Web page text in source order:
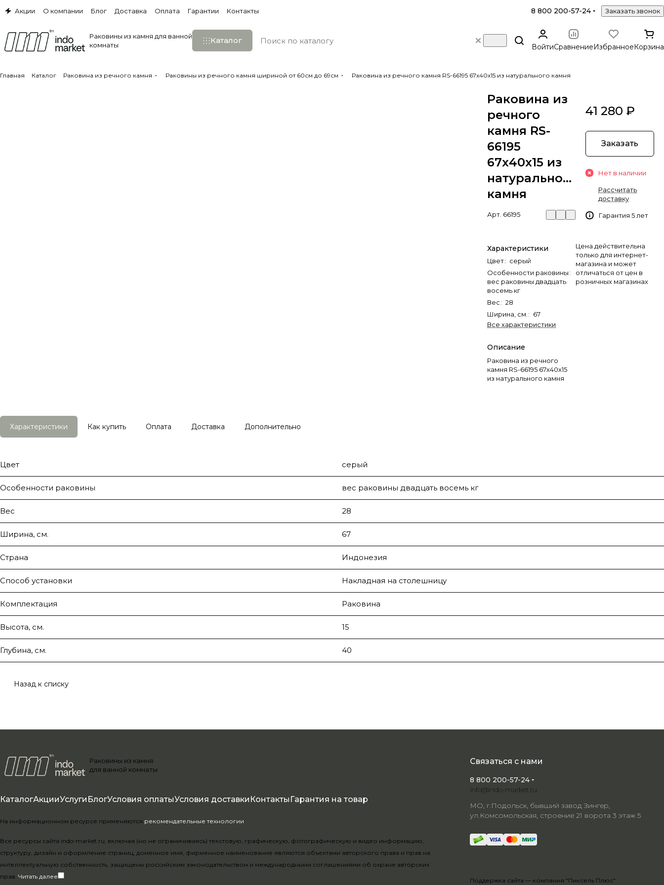
Акции О компании Блог Доставка Оплата Гарантии Контакты 8 800 200-57-24 Заказать звонок
Раковины из камня для ванной
комнаты
Каталог
ВойтиСравнениеИзбранноеКорзина
Главная Каталог Раковина из речного камня Раковины из речного камня шириной от 60см до 69см Раковина из речного камня RS-66195 67х40х15 из натурального камня
Раковина из
речного
камня RS-
66195
67х40х15 из
натурального
камня
Арт. 66195
Характеристики
Цвет: серый
Особенности раковины:
вес раковины двадцать
восемь кг
Вес: 28
Ширина, см. : 67
Все характеристики
Описание
Раковина из речного
камня RS-66195 67х40х15
из натурального камня
41 280 ₽
Заказать
Нет в наличии
Рассчитать
доставку
Гарантия 5 лет
Цена действительна
только для интернет-
магазина и может
отличаться от цен в
розничных магазинах
Характеристики Как купить Оплата Доставка Дополнительно
Цвет серый
Особенности раковины вес раковины двадцать восемь кг
Вес 28
Ширина, см. 67
Страна Индонезия
Способ установки Накладная на столешницу
Комплектация Раковина
Высота, см. 15
Глубина, см. 40
Назад к списку
Раковины из камня
для ванной комнаты
КаталогАкцииУслуги БлогУсловия оплатыУсловия доставки Контакты Гарантия на товар
На информационном ресурсе применяются рекомендательные технологии.
Все ресурсы сайта indo-market.ru, включая (но не ограничиваясь) текстовую, графическую, фотографическую и видео информацию,
структуру, дизайн и оформление страниц, доменное имя, фирменное наименование являются объектами авторского права и прав на
интеллектуальную собственность, защищены российским законодательством и международными соглашениями об охране авторских
прав. Читать далее
Связаться с нами
8 800 200-57-24
info@indo-market.ru
МО, г.Подольск, бывший завод Зингер,
ул.Комсомольская, строение 21 ворота 3 этаж 5
Поддержка сайта — компания "Пиксель Плюс"